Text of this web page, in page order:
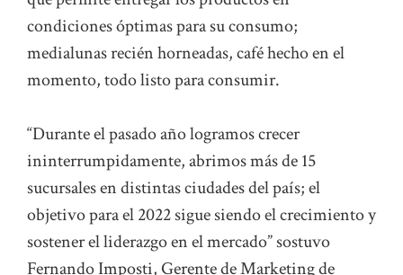
condiciones óptimas para su consumo;
medialunas recién horneadas, café hecho en el
momento, todo listo para consumir.
“Durante el pasado año logramos crecer
ininterrumpidamente, abrimos más de 15
sucursales en distintas ciudades del país; el
objetivo para el 2022 sigue siendo el crecimiento y
sostener el liderazgo en el mercado” sostuvo
Fernando Imposti, Gerente de Marketing de